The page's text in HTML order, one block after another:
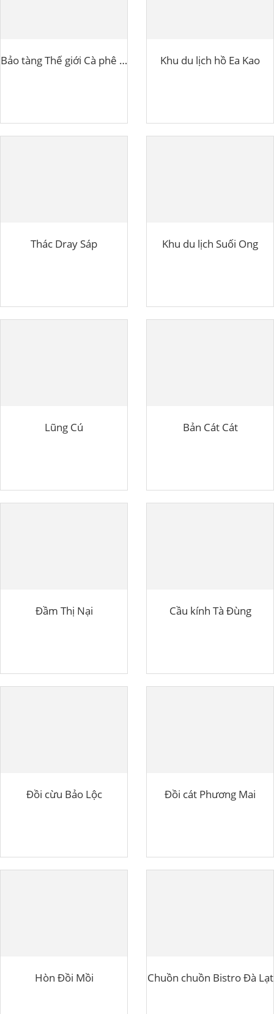
Bảo tàng Thế giới Cà phê Buôn Ma Thuột Khu du lịch hồ Ea Kao
Thác Dray Sáp Khu du lịch Suối Ong
Lũng Cú Bản Cát Cát
Đầm Thị Nại Cầu kính Tà Đùng
Đồi cừu Bảo Lộc Đồi cát Phương Mai
Hòn Đồi Mồi Chuồn chuồn Bistro Đà Lạt